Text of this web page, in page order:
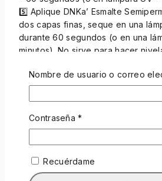
5️⃣ Aplique DNKa’ Esmalte
dos capas finas, seque en una
durante 60 segundos (o en una
minutos). No sirve para hacer
durante 2 minutos (o en una
minutos) para obtener un efecto
perfecto.
Comentarios
Sé el primero en opinar
Nombre de usuario o correo
Contraseña*
Recuérdame